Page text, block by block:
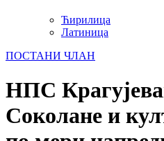
Ћирилица
Латиница
ПОСТАНИ ЧЛАН
НПС
Соколане и